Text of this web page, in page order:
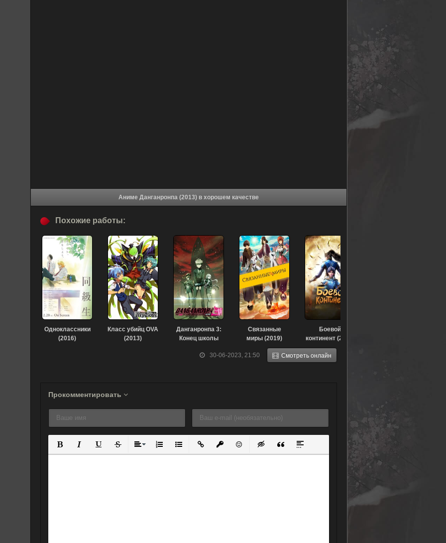
Аниме Данганронпа (2013) в хорошем качестве
30-06-2023, 21:50 Смотреть онлайн
Похожие работы:
Одноклассники
(2016)
Класс убийц OVA
(2013)
Данганронпа 3:
Конец школы
Надежда (2016)
Связанные
миры (2019)
Боевой
континент (2018)
Прокомментировать
Полужирный
КурсивПодчеркнутый
ЗачеркнутыйВыравнивание
Нумерованный список
Маркированный список
Вставить ссылку
Вставить защищенную ссылку
Вставить смайлик
Вставка скрытого текста
Вставка цитаты
Вставка спойлера